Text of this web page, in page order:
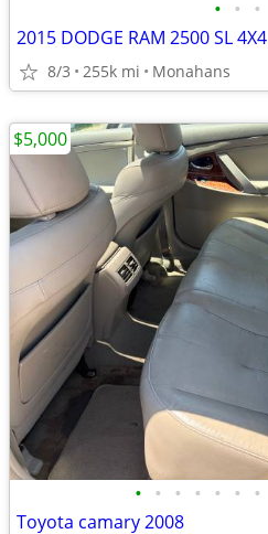
• • •
2015 DODGE RAM 2500 SL 4X4
8/3 255k mi Monahans
• • • • • • •
Toyota camary 2008
$5,000